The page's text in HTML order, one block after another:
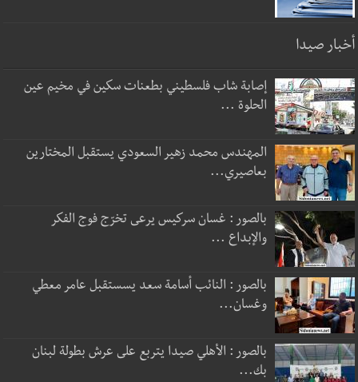
أخبار صيدا
إصابة شاب فلسطيني بطعنات سكين في مخيم عين
الحلوة ...
المهندس محمد زهير السعودي يستقبل المختارين
بعاصيري...
بالصور : غسان سركيس يرعى تخرّج فوج الفكر
والإبداع ...
بالصور : النائب أسامة سعد يسستقبل عامر معطي
وغسان...
بالصور : الأهلي صيدا يتربع على عرش بطولة لبنان
بك...